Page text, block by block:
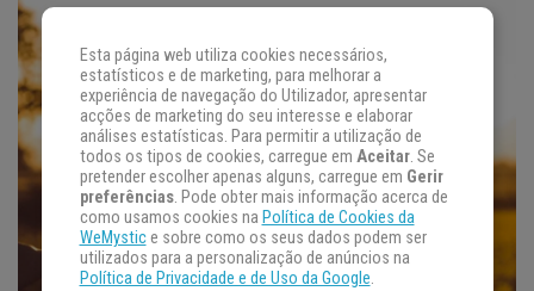
Esta página web utiliza cookies necessários,
estatísticos e de marketing, para melhorar a
experiência de navegação do Utilizador, apresentar
acções de marketing do seu interesse e elaborar
análises estatísticas. Para permitir a utilização de
todos os tipos de cookies, carregue em Aceitar. Se
pretender escolher apenas alguns, carregue em Gerir
preferências. Pode obter mais informação acerca de
como usamos cookies na Política de Cookies da
WeMystice sobre como os seus dados podem ser
utilizados para a personalização de anúncios na
Política de Privacidade e de Uso da Google.